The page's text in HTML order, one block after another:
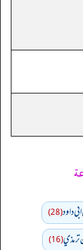
داود(28)
(16)